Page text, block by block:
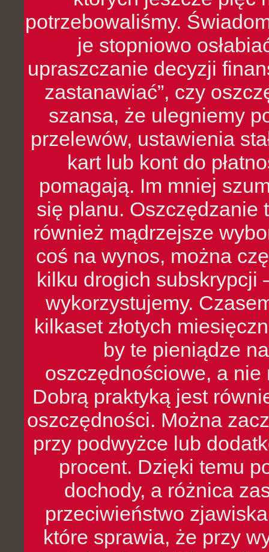
potrzebowaliśmy.
je stopniowo
upraszczanie decyzji
zastanawiać”, czy
szansa, że ulegniemy
przelewów, ustawienia
kart lub kont do
pomagają. Im mniej
się planu. Oszczędzanie
również mądrzejsze
coś na wynos, można
kilku drogich subskrypcji
wykorzystujemy.
kilkaset złotych
by te pieniądze
oszczędnościowe, a nie
Dobrą praktyką jest
oszczędności. Można
przy podwyżce lub
procent. Dzięki temu
dochody, a różnica
przeciwieństwo
które sprawia, że przy